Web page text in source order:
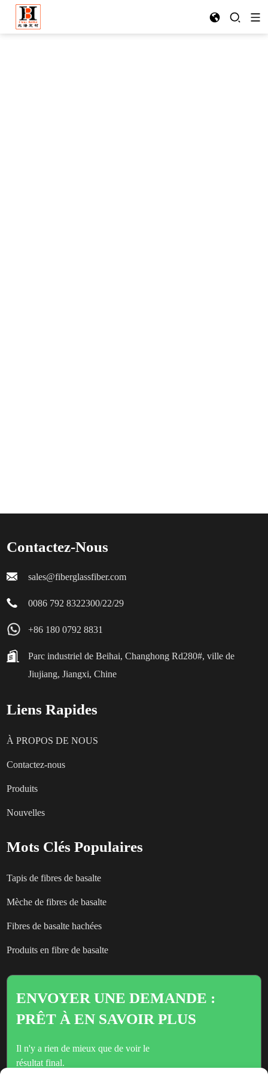
Contactez-Nous
sales@fiberglassfiber.com
0086 792 8322300/22/29
+86 180 0792 8831
Parc industriel de Beihai, Changhong Rd280#, ville de
Jiujiang, Jiangxi, Chine
Liens Rapides
À PROPOS DE NOUS
Contactez-nous
Produits
Nouvelles
Mots Clés Populaires
Tapis de fibres de basalte
Mèche de fibres de basalte
Fibres de basalte hachées
Produits en fibre de basalte
ENVOYER UNE DEMANDE :
PRÊT À EN SAVOIR PLUS
Il n'y a rien de mieux que de voir le
résultat final.